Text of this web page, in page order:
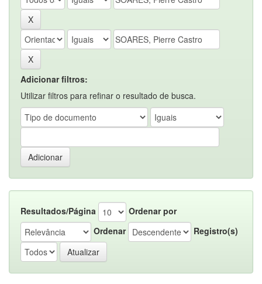
Adicionar filtros:
Utilizar filtros para refinar o resultado de busca.
Resultados/Página
Ordenar por
Ordenar
Registro(s)